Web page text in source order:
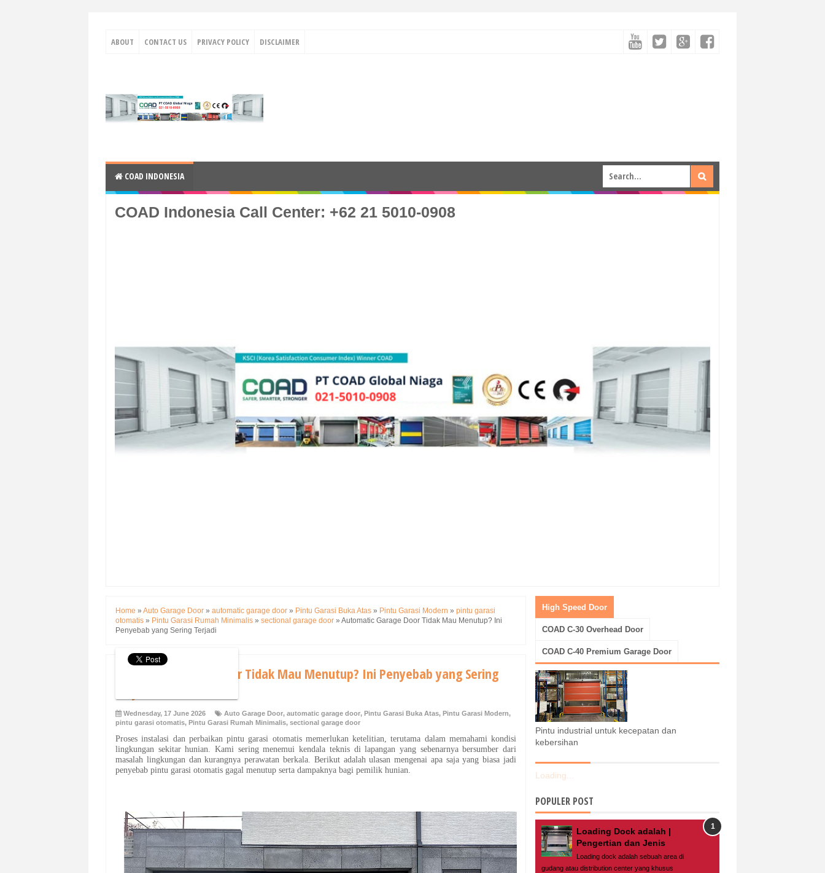
ABOUT CONTACT US PRIVACY POLICY DISCLAIMER
COAD INDONESIA
COAD Indonesia Call Center: +62 21 5010-0908
Home » Auto Garage Door » automatic garage door » Pintu Garasi Buka Atas » Pintu Garasi Modern » pintu garasi
otomatis » Pintu Garasi Rumah Minimalis » sectional garage door » Automatic Garage Door Tidak Mau Menutup? Ini
Penyebab yang Sering Terjadi
Automatic Garage Door Tidak Mau Menutup? Ini Penyebab yang Sering
Wednesday, 17 June 2026 Auto Garage Door, automatic garage door, Pintu Garasi Buka Atas, Pintu Garasi Modern,
pintu garasi otomatis, Pintu Garasi Rumah Minimalis, sectional garage door
Proses instalasi dan perbaikan pintu garasi otomatis memerlukan ketelitian, terutama dalam memahami kondisi
lingkungan sekitar hunian. Kami sering menemui kendala teknis di lapangan yang sebenarnya bersumber dari
masalah lingkungan dan kurangnya perawatan berkala. Berikut adalah ulasan mengenai apa saja yang biasa jadi
penyebab pintu garasi otomatis gagal menutup serta dampaknya bagi pemilik hunian.
High Speed Door
COAD C-30 Overhead Door
COAD C-40 Premium Garage Door
Pintu industrial untuk kecepatan dan
kebersihan
Loading...
POPULER POST
Loading Dock adalah |
Pengertian dan Jenis
Loading dock adalah sebuah area di
gudang atau distribution center yang khusus